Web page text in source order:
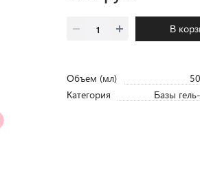
В
Объем (мл)
Категория
Базы